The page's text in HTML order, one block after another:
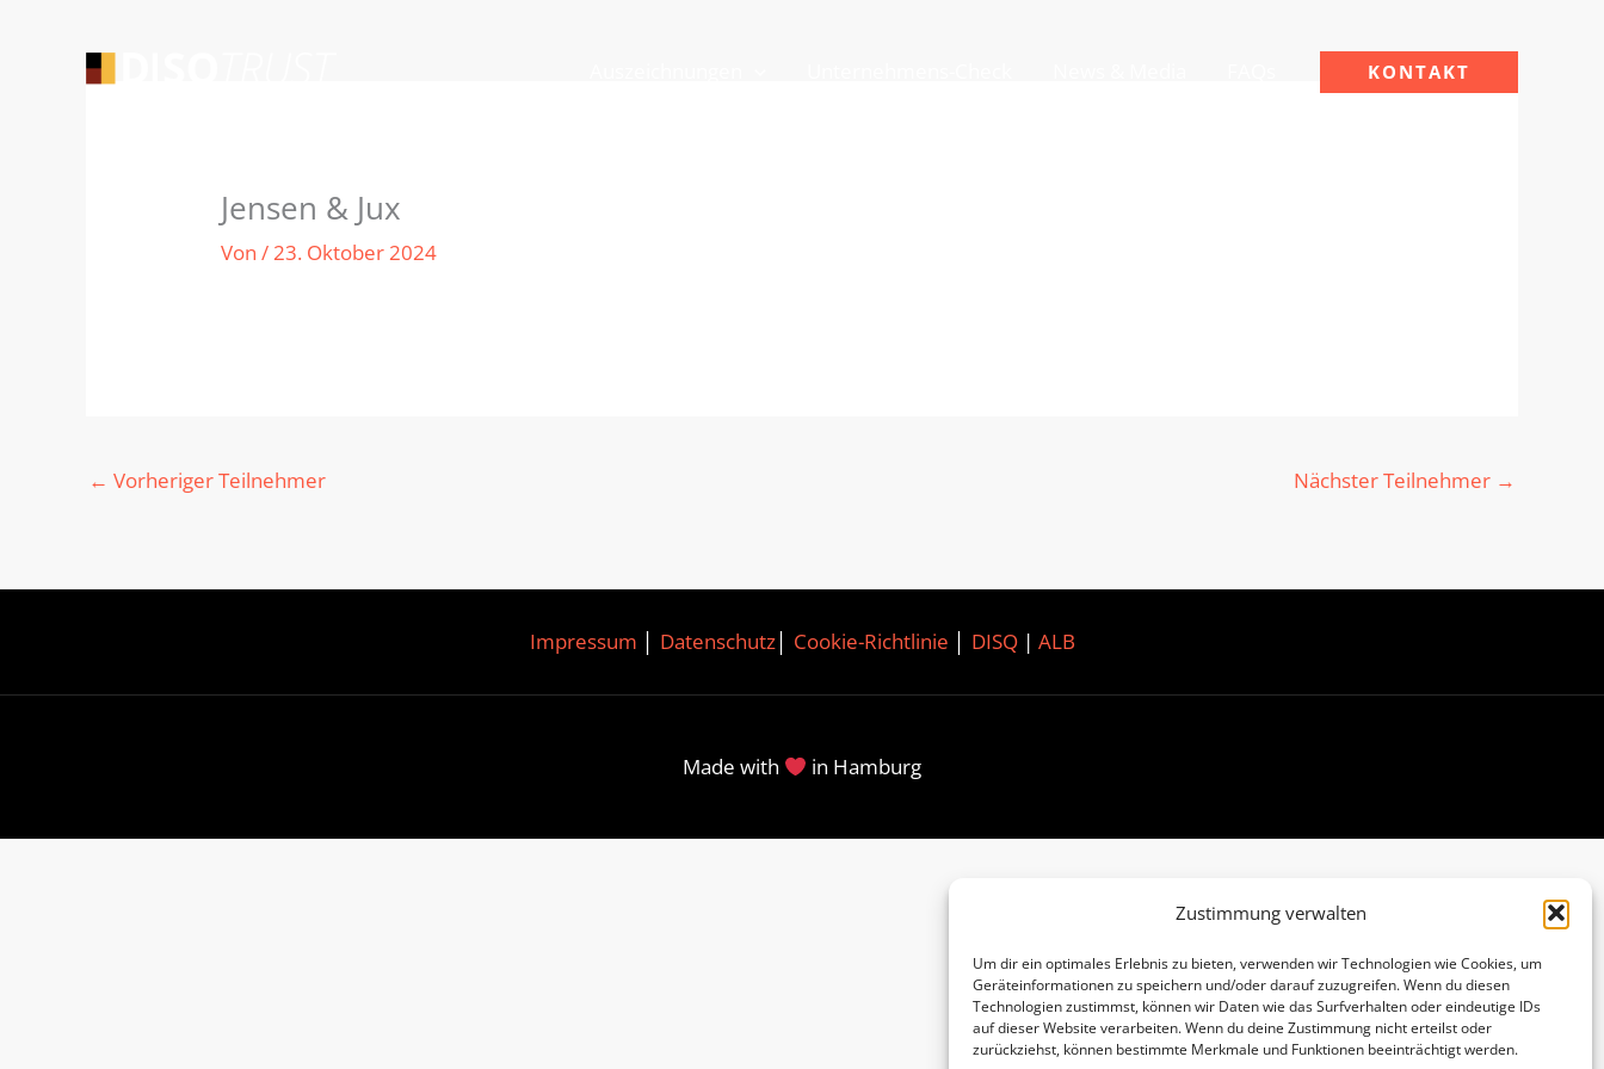
Zustimmung verwalten
Um dir ein optimales Erlebnis zu bieten, verwenden wir Technologien wie Cookies, um
Geräteinformationen zu speichern und/oder darauf zuzugreifen. Wenn du diesen
Technologien zustimmst, können wir Daten wie das Surfverhalten oder eindeutige IDs
auf dieser Website verarbeiten. Wenn du deine Zustimmung nicht erteilst oder
zurückziehst, können bestimmte Merkmale und Funktionen beeinträchtigt werden.
KONTAKT
Jensen & Jux
Von/23. Oktober 2024
← Vorheriger Teilnehmer Nächster Teilnehmer →
Impressum Datenschutz│ Cookie-Richtlinie DISQ| ALB
Made with in Hamburg